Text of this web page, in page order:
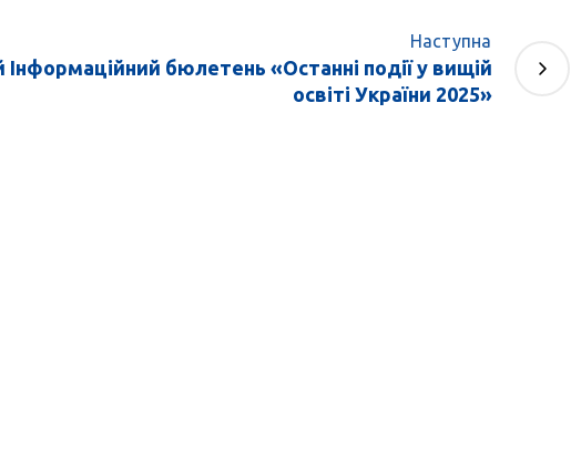
Наступна
Інформаційний бюлетень «Останні події у вищій
освіті України 2025»